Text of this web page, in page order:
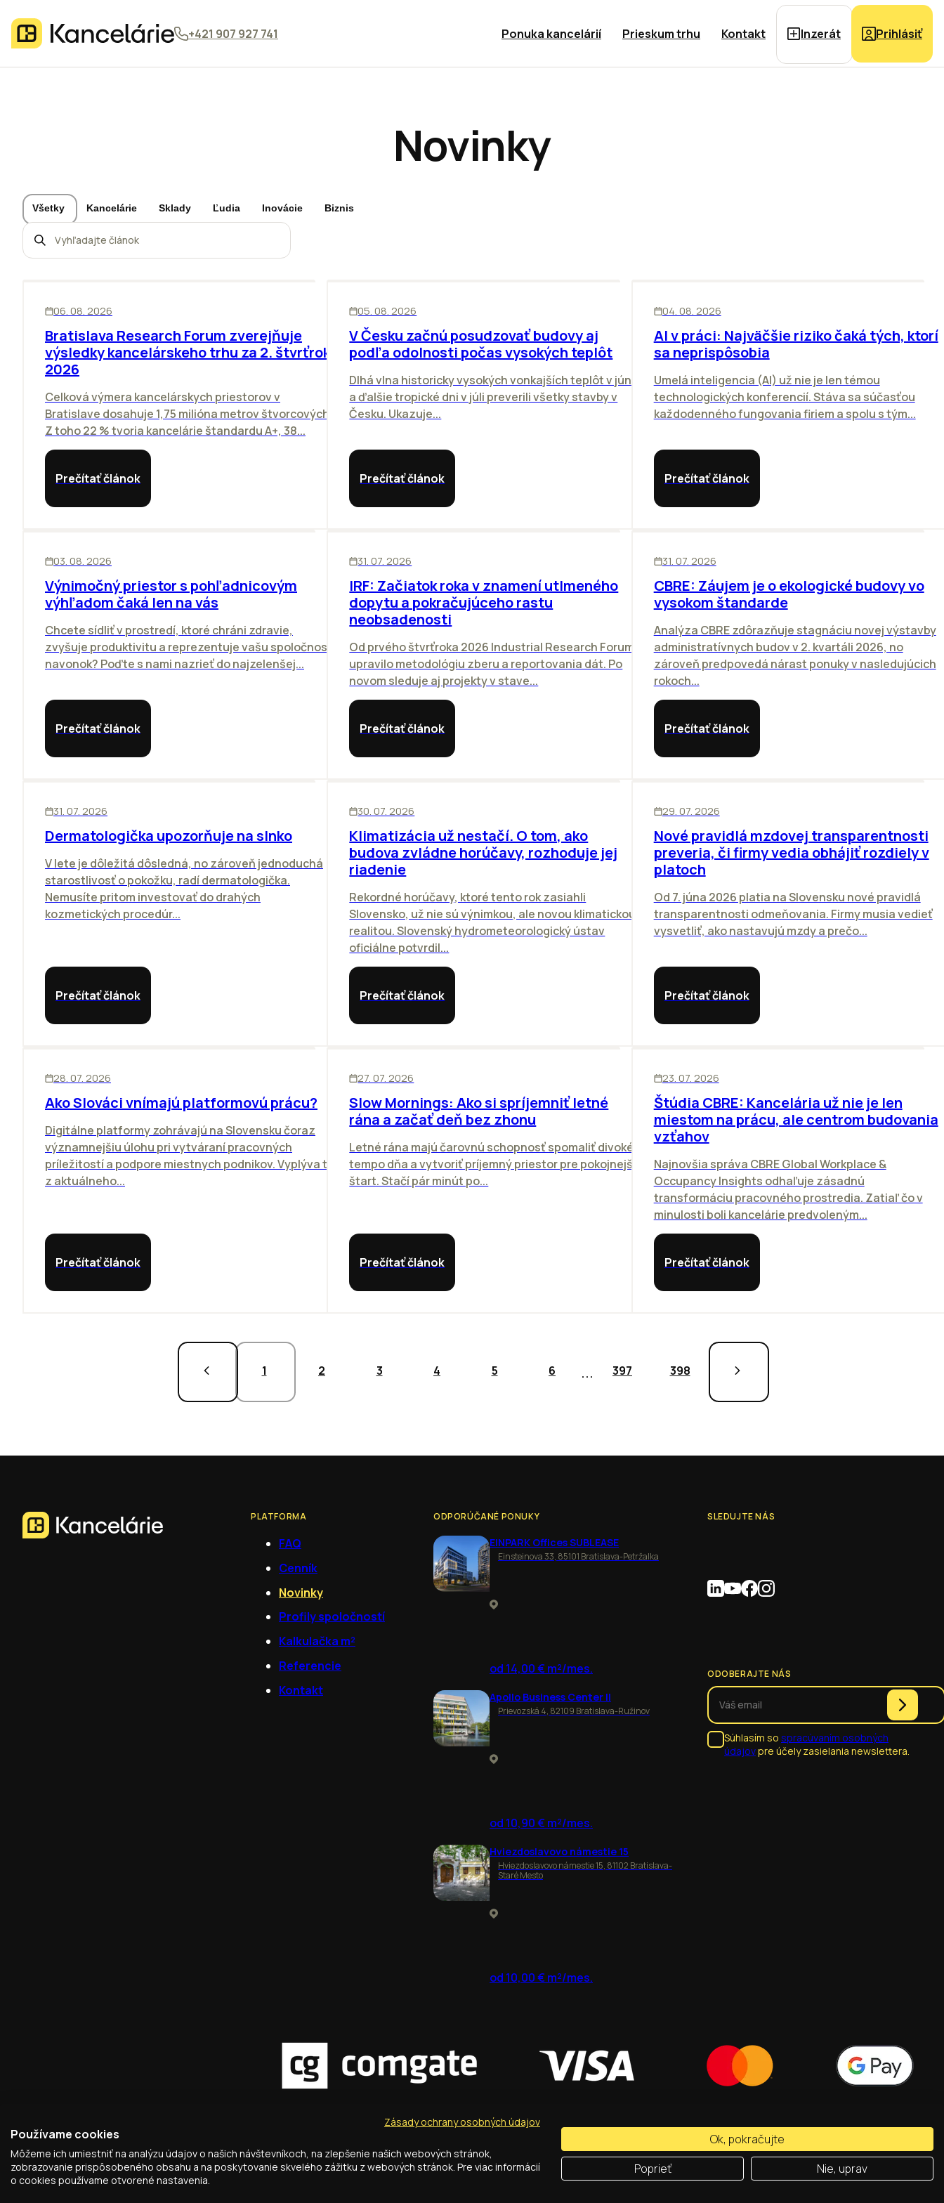
+421 907 927 741 Ponuka kancelárií Prieskum trhu Kontakt Inzerát Prihlásiť
Novinky
Všetky Kancelárie Sklady Ľudia Inovácie Biznis
06. 08. 2026
Bratislava Research Forum zverejňuje
výsledky kancelárskeho trhu za 2. štvrťrok
2026
Celková výmera kancelárskych priestorov v
Bratislave dosahuje 1,75 milióna metrov štvorcových.
Z toho 22 % tvoria kancelárie štandardu A+, 38...
Prečítať článok
05. 08. 2026
V Česku začnú posudzovať budovy aj
podľa odolnosti počas vysokých teplôt
Dlhá vlna historicky vysokých vonkajších teplôt v júni
a ďalšie tropické dni v júli preverili všetky stavby v
Česku. Ukazuje...
Prečítať článok
04. 08. 2026
AI v práci: Najväčšie riziko čaká tých, ktorí
sa neprispôsobia
Umelá inteligencia (AI) už nie je len témou
technologických konferencií. Stáva sa súčasťou
každodenného fungovania firiem a spolu s tým...
Prečítať článok
03. 08. 2026
Výnimočný priestor s pohľadnicovým
výhľadom čaká len na vás
Chcete sídliť v prostredí, ktoré chráni zdravie,
zvyšuje produktivitu a reprezentuje vašu spoločnosť
navonok? Poďte s nami nazrieť do najzelenšej...
Prečítať článok
31. 07. 2026
IRF: Začiatok roka v znamení utlmeného
dopytu a pokračujúceho rastu
neobsadenosti
Od prvého štvrťroka 2026 Industrial Research Forum
upravilo metodológiu zberu a reportovania dát. Po
novom sleduje aj projekty v stave...
Prečítať článok
31. 07. 2026
CBRE: Záujem je o ekologické budovy vo
vysokom štandarde
Analýza CBRE zdôrazňuje stagnáciu novej výstavby
administratívnych budov v 2. kvartáli 2026, no
zároveň predpovedá nárast ponuky v nasledujúcich
rokoch...
Prečítať článok
31. 07. 2026
Dermatologička upozorňuje na slnko
V lete je dôležitá dôsledná, no zároveň jednoduchá
starostlivosť o pokožku, radí dermatologička.
Nemusíte pritom investovať do drahých
kozmetických procedúr...
Prečítať článok
30. 07. 2026
Klimatizácia už nestačí. O tom, ako
budova zvládne horúčavy, rozhoduje jej
riadenie
Rekordné horúčavy, ktoré tento rok zasiahli
Slovensko, už nie sú výnimkou, ale novou klimatickou
realitou. Slovenský hydrometeorologický ústav
oficiálne potvrdil...
Prečítať článok
29. 07. 2026
Nové pravidlá mzdovej transparentnosti
preveria, či firmy vedia obhájiť rozdiely v
platoch
Od 7. júna 2026 platia na Slovensku nové pravidlá
transparentnosti odmeňovania. Firmy musia vedieť
vysvetliť, ako nastavujú mzdy a prečo...
Prečítať článok
28. 07. 2026
Ako Slováci vnímajú platformovú prácu?
Digitálne platformy zohrávajú na Slovensku čoraz
významnejšiu úlohu pri vytváraní pracovných
príležitostí a podpore miestnych podnikov. Vyplýva to
z aktuálneho...
Prečítať článok
27. 07. 2026
Slow Mornings: Ako si spríjemniť letné
rána a začať deň bez zhonu
Letné rána majú čarovnú schopnosť spomaliť divoké
tempo dňa a vytvoriť príjemný priestor pre pokojnejší
štart. Stačí pár minút po...
Prečítať článok
23. 07. 2026
Štúdia CBRE: Kancelária už nie je len
miestom na prácu, ale centrom budovania
vzťahov
Najnovšia správa CBRE Global Workplace &
Occupancy Insights odhaľuje zásadnú
transformáciu pracovného prostredia. Zatiaľ čo v
minulosti boli kancelárie predvoleným...
Prečítať článok
1 2 3 4 5 6 ... 397 398
PLATFORMA
FAQ
Cenník
Novinky
Profily spoločností
Kalkulačka m²
Referencie
Kontakt
ODPORÚČANÉ PONUKY
EINPARK Offices SUBLEASE
Einsteinova 33, 85101 Bratislava-Petržalka
od 14,00 € m²/mes.
Apollo Business Center II
Prievozská 4, 82109 Bratislava-Ružinov
od 10,90 € m²/mes.
Hviezdoslavovo námestie 15
Hviezdoslavovo námestie 15, 81102 Bratislava-
Staré Mesto
od 10,00 € m²/mes.
SLEDUJTE NÁS
ODOBERAJTE NÁS
Súhlasím so spracúvaním osobných
údajovpre účely zasielania newslettera.
Obchodné podmienkyCookies designed bywildcards|code bywisdomfactory
© 2026,KANCELARIE, s.r.o.
Napíšte nám
Zásady ochrany osobných údajov
Používame cookies
Môžeme ich umiestniť na analýzu údajov o našich návštevníkoch, na zlepšenie našich webových stránok,
zobrazovanie prispôsobeného obsahu a na poskytovanie skvelého zážitku z webových stránok. Pre viac informácií
o cookies používame otvorené nastavenia.
Ok, pokračujte
Poprieť
Nie, uprav